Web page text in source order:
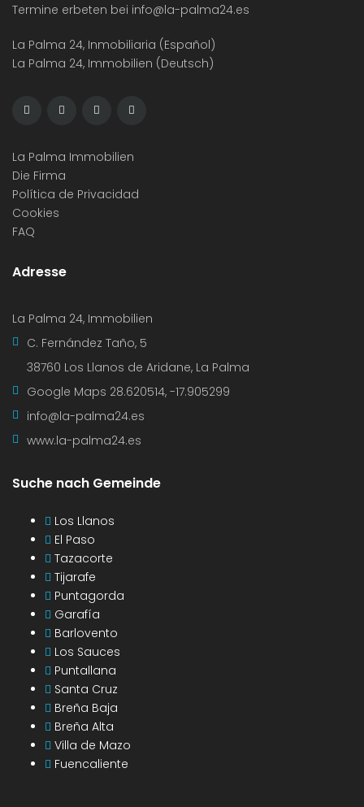
Termine erbeten bei info@la-palma24.es
La Palma 24, Inmobiliaria (Español)
La Palma 24, Immobilien (Deutsch)
La Palma Immobilien
Die Firma
Política de Privacidad
Cookies
FAQ
Adresse
La Palma 24, Immobilien
C. Fernández Taño, 5
38760 Los Llanos de Aridane, La Palma
Google Maps 28.620514, -17.905299
info@la-palma24.es
www.la-palma24.es
Suche nach Gemeinde
Los Llanos
El Paso
Tazacorte
Tijarafe
Puntagorda
Garafía
Barlovento
Los Sauces
Puntallana
Santa Cruz
Breña Baja
Breña Alta
Villa de Mazo
Fuencaliente